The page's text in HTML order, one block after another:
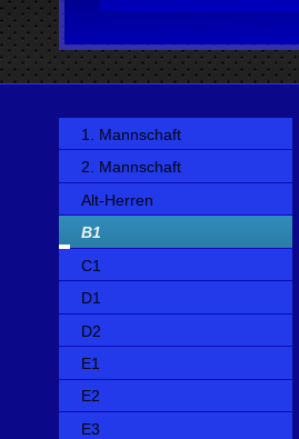
1. Mannschaft
2. Mannschaft
Alt-Herren
B1
C1
D1
D2
E1
E2
E3